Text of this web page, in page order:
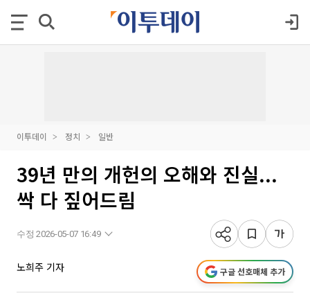
이투데이 정치 일반
39년 만의 개헌의 오해와 진실...
싹 다 짚어드림
수정 2026-05-07 16:49
노희주 기자 구글 선호매체 추가